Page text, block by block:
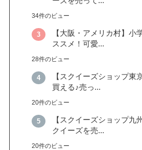
34件のビュー
【大阪・アメリカ村】小
ススメ！可愛...
28件のビュー
【スクイーズショップ東
買える♪売っ...
20件のビュー
【スクイーズショップ九
クイーズを売...
20件のビュー